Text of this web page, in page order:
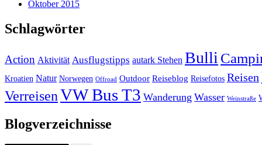
Oktober 2015
Schlagwörter
Action Aktivität Ausflugstipps autark Stehen Bulli
Kroatien Natur Norwegen Offroad Outdoor Reiseblog Reisefotos Reisen
VerreisenVW Bus T3 Wanderung Wasser Weinstraße
Blogverzeichnisse